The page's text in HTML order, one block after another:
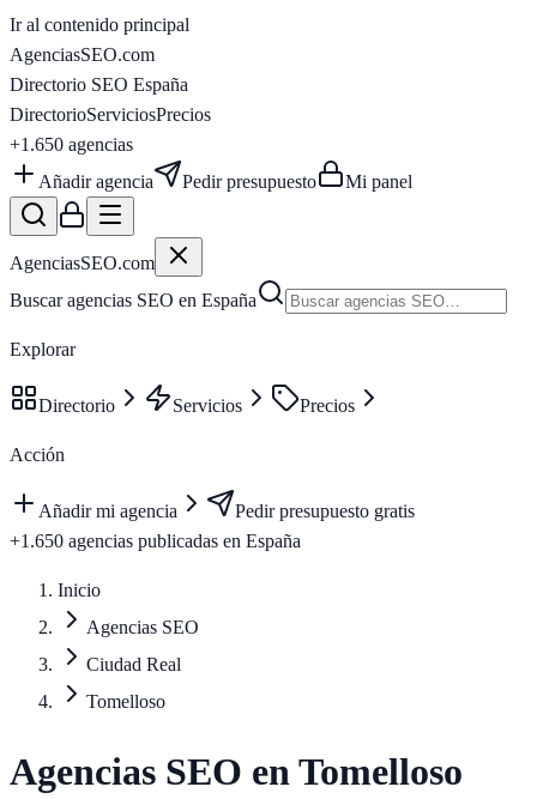
Ir al contenido principal
AgenciasSEO.com
Directorio SEO España
DirectorioServiciosPrecios
+1.650 agencias
Añadir agencia
Pedir presupuesto Mi panel
AgenciasSEO.com
Buscar agencias SEO en España
Explorar
Directorio Servicios Precios
Acción
Añadir mi agencia
Pedir presupuesto gratis
+1.650 agencias publicadas en España
Inicio
Agencias SEO
Ciudad Real
Tomelloso
Agencias SEO enTomelloso